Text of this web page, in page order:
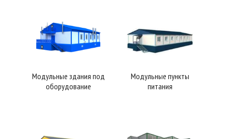
Модульные здания под
оборудование
Модульные пункты
питания